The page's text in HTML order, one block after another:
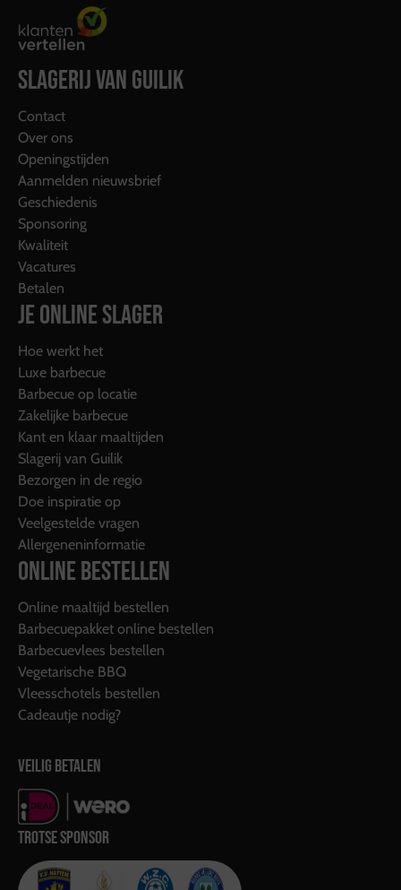
SLAGERIJ VAN GUILIK
Contact
Over ons
Openingstijden
Aanmelden nieuwsbrief
Geschiedenis
Sponsoring
Kwaliteit
Vacatures
Betalen
JE ONLINE SLAGER
Hoe werkt het
Luxe barbecue
Barbecue op locatie
Zakelijke barbecue
Kant en klaar maaltijden
Slagerij van Guilik
Bezorgen in de regio
Doe inspiratie op
Veelgestelde vragen
Allergeneninformatie
ONLINE BESTELLEN
Online maaltijd bestellen
Barbecuepakket online bestellen
Barbecuevlees bestellen
Vegetarische BBQ
Vleesschotels bestellen
Cadeautje nodig?
VEILIG BETALEN
TROTSE SPONSOR